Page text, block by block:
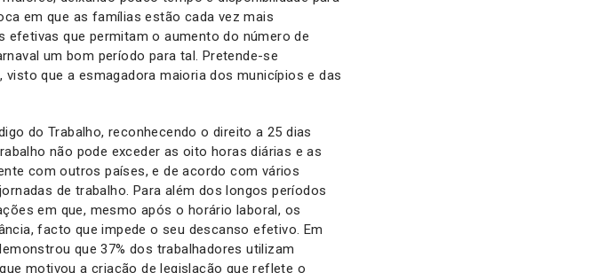
em que as famílias estão cada vez mais
que permitam o aumento do número de
um bom período para tal. Pretende-se
que a esmagadora maioria dos municípios e das
do Trabalho, reconhecendo o direito a 25 dias
não pode exceder as oito horas diárias e as
com outros países, e de acordo com vários
de trabalho. Para além dos longos períodos
em que, mesmo após o horário laboral, os
facto que impede o seu descanso efetivo. Em
que 37% dos trabalhadores utilizam
motivou a criação de legislação que reflete o